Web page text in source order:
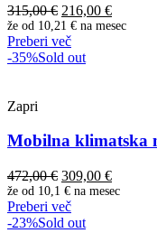
315,00€ Izvirna
cena
je
bila:
216,00 €Trenutna
cena
že od 10,21 € na mesec
Preberi več
-35%Sold out
Zapri
Mobilna klimatska
472,00€ Izvirna
cena
je
bila:
309,00 €Trenutna
cena
že od 10,1 € na mesec
Preberi več
-23%Sold out